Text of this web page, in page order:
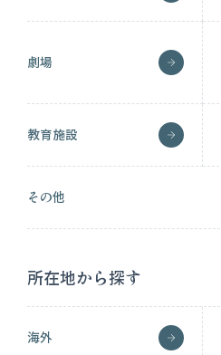
劇場
教育施設
その他
所在地から探す
海外